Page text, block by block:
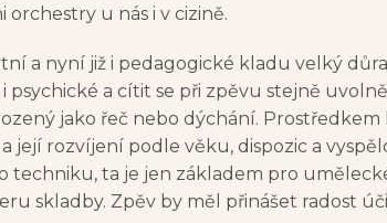
orchestry u nás i v cizině.
a nyní již i pedagogické kladu velký
a cítit se při zpěvu stejně
jako řeč nebo dýchání.
její rozvíjení podle věku, dispozic a
techniku, ta je jen základem pro
skladby. Zpěv by měl přinášet radost